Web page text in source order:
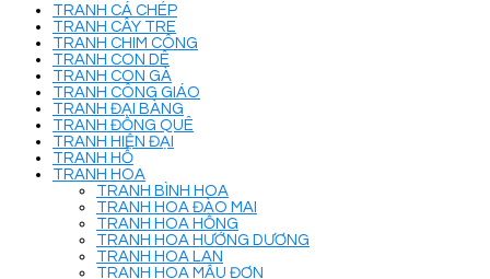
TRANH CÁ CHÉP
TRANH CÂY TRE
TRANH CHIM CÔNG
TRANH CON DÊ
TRANH CON GÀ
TRANH CÔNG GIÁO
TRANH ĐẠI BÀNG
TRANH ĐỒNG QUÊ
TRANH HIỆN ĐẠI
TRANH HỔ
TRANH HOA
TRANH BÌNH HOA
TRANH HOA ĐÀO MAI
TRANH HOA HỒNG
TRANH HOA HƯỚNG DƯƠNG
TRANH HOA LAN
TRANH HOA MẪU ĐƠN